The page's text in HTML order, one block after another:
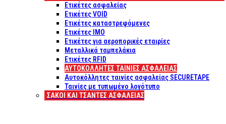
Ετικέτες ασφαλείας
Ετικέτες VOID
Ετικέτες καταστρεφόμενες
Ετικέτες IMO
Ετικέτες για αεροπορικές εταιρίες
Μεταλλικά ταμπελάκια
Ετικέτες RFID
ΑΥΤΟΚΌΛΛΗΤΕΣ ΤΑΙΝΊΕΣ ΑΣΦΑΛΕΊΑΣ
Αυτοκόλλητες ταινίες ασφαλείας SECURETAPE
Ταινίες με τυπωμένο λογότυπο
ΣΆΚΟΙ ΚΑΙ ΤΣΆΝΤΕΣ ΑΣΦΑΛΕΊΑΣ